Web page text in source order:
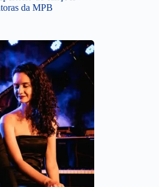
da MPB